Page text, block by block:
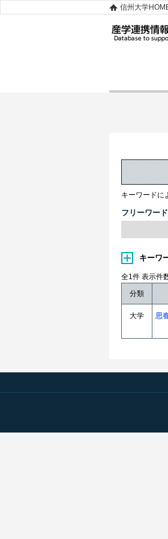
信州大学
キーワードに
フリーワード
キーワ
全1件 表示件
分類
大学 思